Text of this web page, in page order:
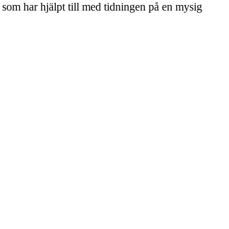
har hjälpt till med tidningen på en mysig